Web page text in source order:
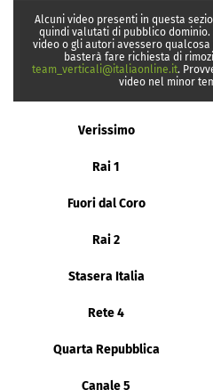
Alcuni video presenti in questa
quindi valutati di pubblico
video o gli autori avessero
basterà fare richiesta di
team_verticali@italiaonline.it.
video nel minor
Verissimo
Rai 1
Fuori dal Coro
Rai 2
Stasera Italia
Rete 4
Quarta Repubblica
Canale 5